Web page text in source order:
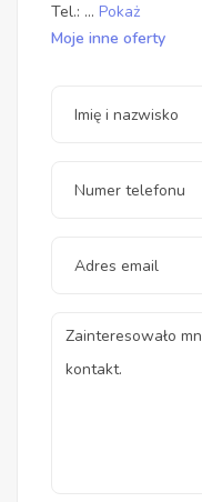
Tel.: ... Pokaż
Moje inne oferty